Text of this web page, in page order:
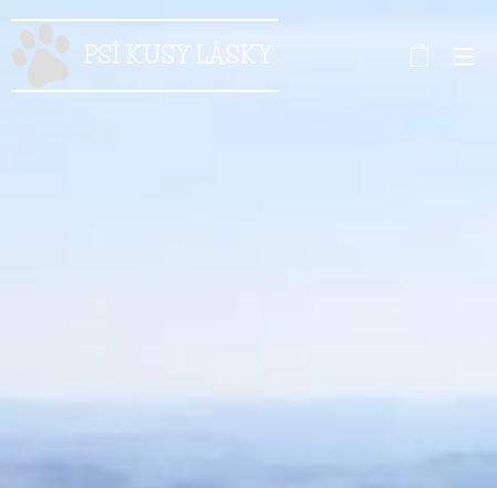
PSÍ KUSY LÁSKY